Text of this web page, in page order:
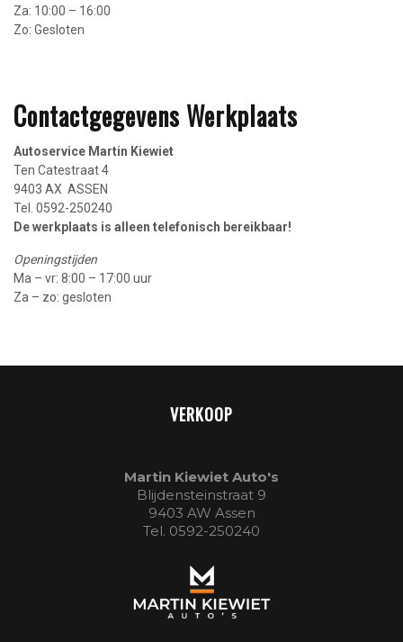
Za: 10:00 – 16:00
Zo: Gesloten
Contactgegevens Werkplaats
Autoservice Martin Kiewiet
Ten Catestraat 4
9403 AX ASSEN
Tel. 0592-250240
De werkplaats is alleen telefonisch bereikbaar!
Openingstijden
Ma – vr: 8:00 – 17:00 uur
Za – zo: gesloten
VERKOOP
Martin Kiewiet Auto's
Blijdensteinstraat 9
9403 AW Assen
Tel. 0592-250240